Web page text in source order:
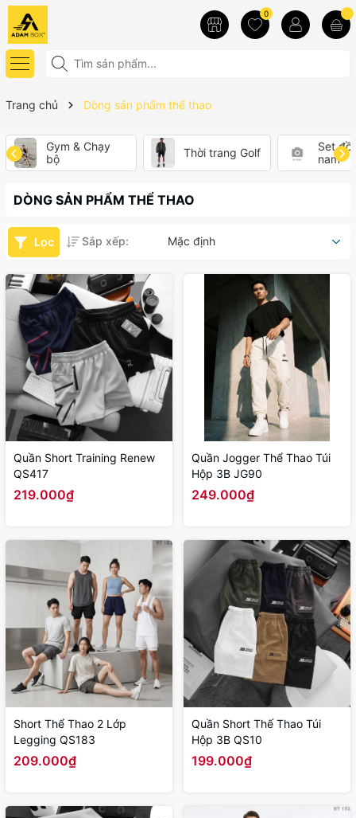
0
Trang chủ Dòng sản phẩm thể thao
Gym & Chạy
bộ
Thời trang Golf
Set đồ
nam
DÒNG SẢN PHẨM THỂ THAO
Lọc Sắp xếp: Mặc định
Quần Short Training Renew
QS417
219.000₫
Quần Jogger Thể Thao Túi
Hộp 3B JG90
249.000₫
Short Thể Thao 2 Lớp
Legging QS183
209.000₫
Quần Short Thế Thao Túi
Hộp 3B QS10
199.000₫